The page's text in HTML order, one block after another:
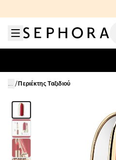
Μετάβαση στο κύριο
... /Περιέκτης Ταξιδιού